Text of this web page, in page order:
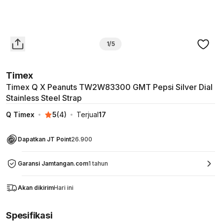
1/5
Timex
Timex Q X Peanuts TW2W83300 GMT Pepsi Silver Dial
Stainless Steel Strap
Q Timex 5(4) Terjual17
Dapatkan JT Point26.900
Garansi Jamtangan.com1 tahun
Akan dikirimHari ini
Spesifikasi